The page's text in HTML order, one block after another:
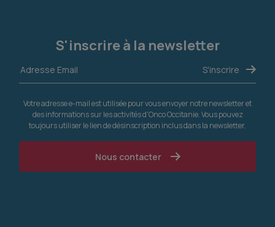
S'inscrire à la newsletter
Votre adresse e-mail est utilisée pour vous envoyer notre newsletter et
des informations sur les activités d'Onco Occitanie. Vous pouvez
toujours utiliser le lien de désinscription inclus dans la newsletter.
Nous contacter